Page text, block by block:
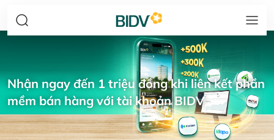
Nhận ngay đến 1 triệu đồng khi liên kết phần
mềm bán hàng với tài khoản BIDV